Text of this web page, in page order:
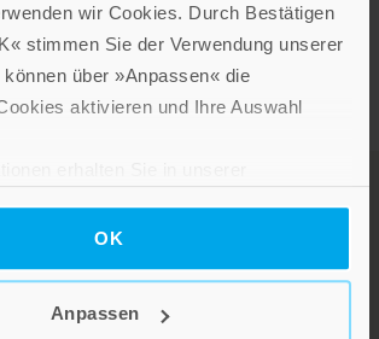
wir Cookies. Durch Bestätigen
stimmen Sie der Verwendung unserer
über »Anpassen« die
aktivieren und Ihre Auswahl
OK
Anpassen
Im Shop ansehen